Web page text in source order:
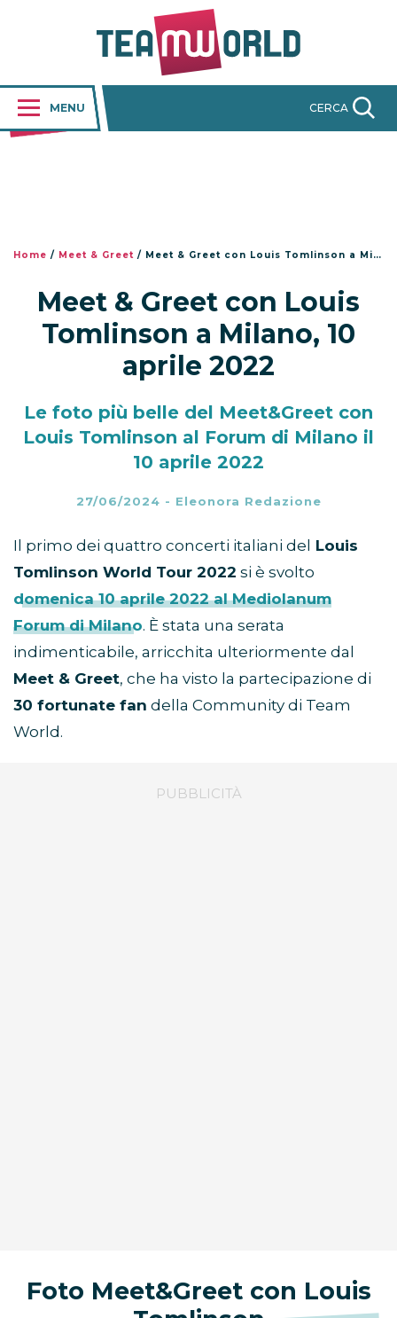
MENU CERCA
Home / Meet & Greet / Meet & Greet con Louis Tomlinson a Milano, 10 aprile 2022
Meet & Greet con Louis
Tomlinson a Milano, 10
aprile 2022
Le foto più belle del Meet&Greet con
Louis Tomlinson al Forum di Milano il
10 aprile 2022
27/06/2024 - Eleonora Redazione
Il primo dei quattro concerti italiani del Louis
Tomlinson World Tour 2022 si è svolto
domenica 10 aprile 2022 al Mediolanum
Forum di Milano. È stata una serata
indimenticabile, arricchita ulteriormente dal
Meet & Greet, che ha visto la partecipazione di
30 fortunate fan della Community di Team
World.
Foto Meet&Greet con Louis